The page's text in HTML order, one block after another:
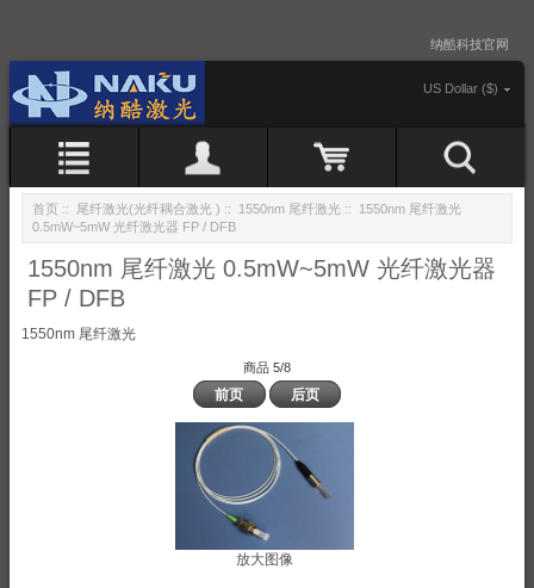
纳酷科技官网
US Dollar ($)
首页 :: 尾纤激光(光纤耦合激光 ) :: 1550nm 尾纤激光 :: 1550nm 尾纤激光
0.5mW~5mW 光纤激光器 FP / DFB
1550nm 尾纤激光 0.5mW~5mW 光纤激光器
FP / DFB
1550nm 尾纤激光
商品 5/8
前页 后页
放大图像